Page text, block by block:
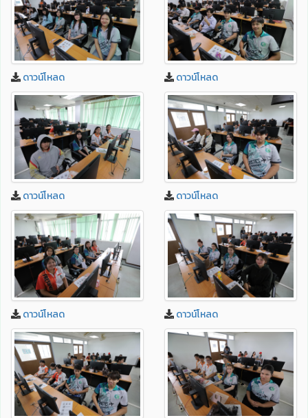
ดาวน์โหลด ดาวน์โหลด
ดาวน์โหลด ดาวน์โหลด
ดาวน์โหลด ดาวน์โหลด